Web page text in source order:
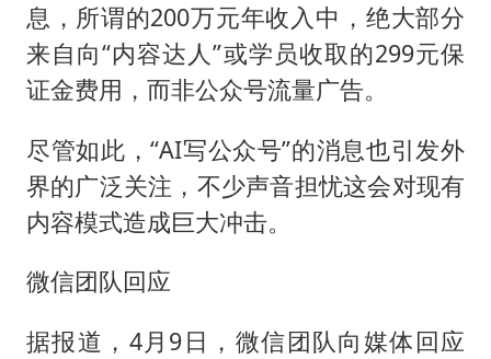
息，所谓的200万元年收入中，‌绝大部分
来自向“内容达人”或学员收取的299元保
证金费用‌，而非公众号流量广告。
尽管如此，“AI写公众号”的消息也引发外
界的广泛关注，不少声音担忧这会对现有
内容模式造成巨大冲击。‌‌
微信团队回应
据报道，4月9日，微信团队向媒体回应